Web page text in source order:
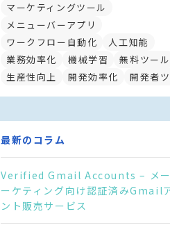
マーケティングツール
メニューバーアプリ
ワークフロー自動化
人工知能
業務効率化
機械学習
無料ツール
生産性向上
開発効率化 開発者
最新のコラム
Verified Gmail Accounts – メー
ーケティング向け認証済みGmail
ント販売サービス